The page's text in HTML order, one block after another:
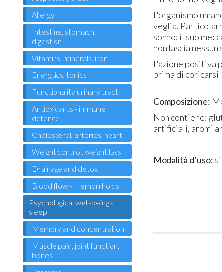
L'organismo
veglia.
sonno; il suo
non lascia
L'azione positiva
prima di coricarsi
Composizione:
Non contiene:
artificiali, aromi
Modalità d’uso:
Allergy
Intestine, stomach,
digestion
Vitamins, minerals, iron
Energtics, tonics
Functionality urinary tract
Antioxidants - immune
defence
Cholesterol, arteries, heart
Weight control, weight loss
Drainage and detox
Blood flow - Hemorrhoids
Psychological well-being -
sleep
Memory and concentration
Muscle pain, joint function,
bones